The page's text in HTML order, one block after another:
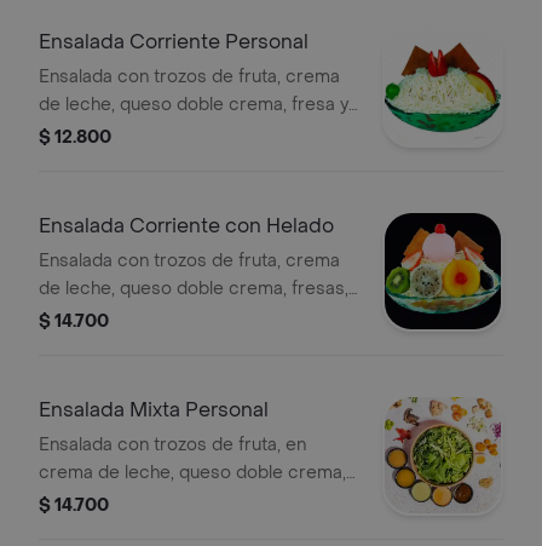
Ensalada Corriente Personal
Ensalada con trozos de fruta, crema
de leche, queso doble crema, fresa y
galleta.
$ 12.800
Ensalada Corriente con Helado
Ensalada con trozos de fruta, crema
de leche, queso doble crema, fresas,
galleta y helado a elegir.
$ 14.700
Ensalada Mixta Personal
Ensalada con trozos de fruta, en
crema de leche, queso doble crema,
fresas, galleta y helado a elegir.
$ 14.700